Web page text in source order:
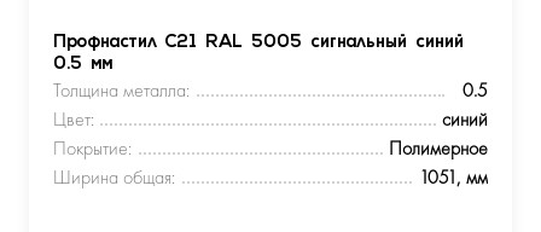
Профнастил С21 RAL 5005 сигнальный синий
0.5 мм
Толщина металла:
0.5
Цвет:
синий
Покрытие:
Полимерное
Ширина общая:
1051, мм